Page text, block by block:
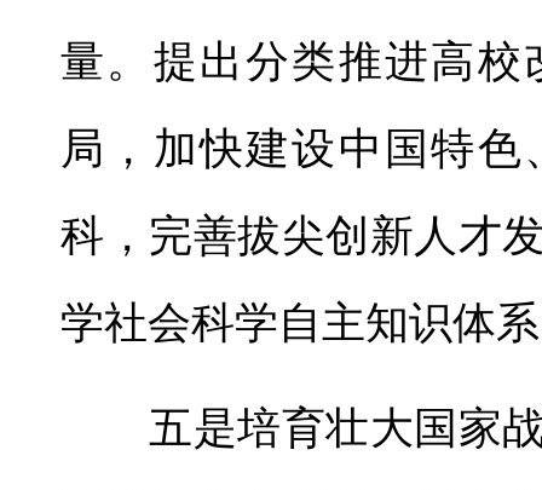
量。提出分类推进高
局，加快建设中国特
科，完善拔尖创新人才
学社会科学自主知识体
五是培育壮大国家战